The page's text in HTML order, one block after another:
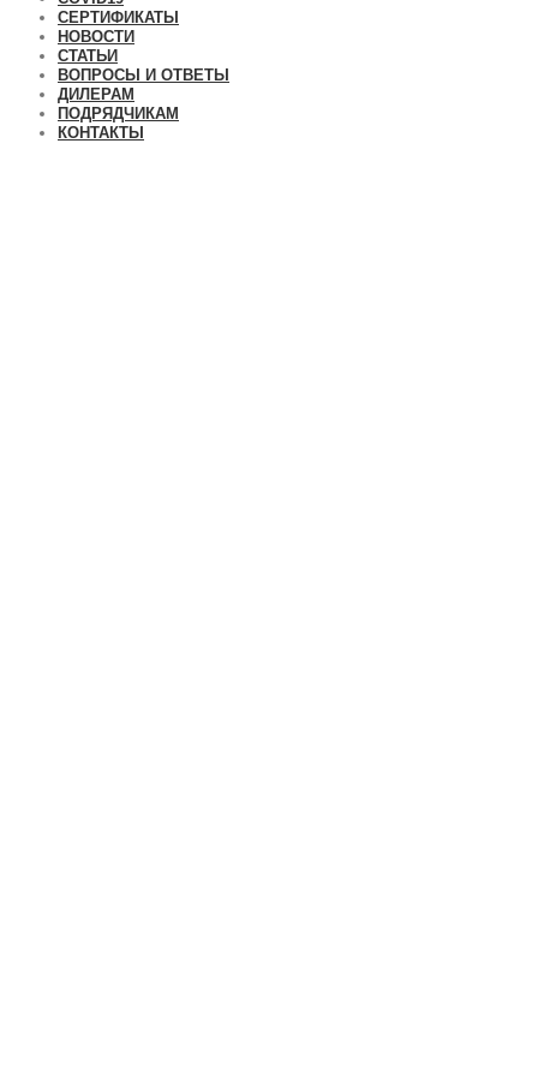
СЕРТИФИКАТЫ
НОВОСТИ
СТАТЬИ
ВОПРОСЫ И ОТВЕТЫ
ДИЛЕРАМ
ПОДРЯДЧИКАМ
КОНТАКТЫ